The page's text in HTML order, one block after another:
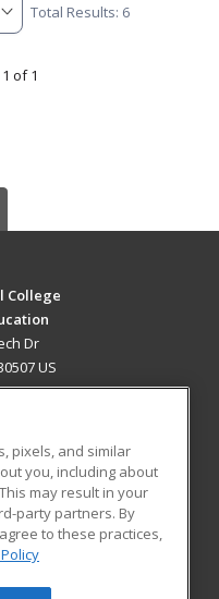
Total Results: 6
of 1
College
Dr
US
Blog
pixels, and similar
you, including about
may result in your
party partners. By
to these practices,